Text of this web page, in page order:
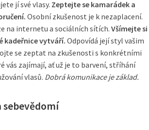
jí své vlasy. Zeptejte se kamarádek a
Osobní zkušenost je k nezaplacení.
na internetu a sociálních sítích. Všímejte si
kadeřnice vytváří.Odpovídá její styl vašim
se zeptat na zkušenosti s konkrétními
vás zajímají, ať už je to barvení, stříhání
vlasů. Dobrá komunikace je základ.
sebevědomí